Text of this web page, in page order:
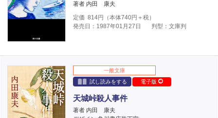
著者 内田 康夫
定価 814円（本体740円＋税）
発売日：1987年01月27日
判型：文庫判
一般文庫
試し読みをする
電子版
天城峠殺人事件
著者 内田 康夫